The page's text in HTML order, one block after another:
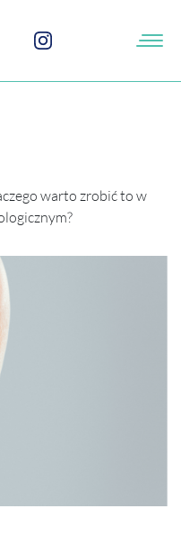
warto zrobić to w